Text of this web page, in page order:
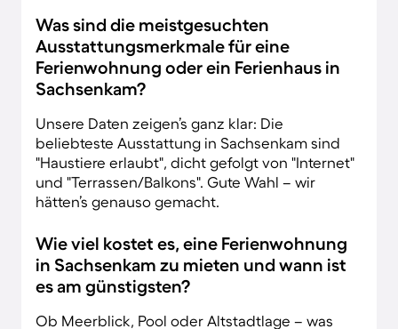
Was sind die meistgesuchten
Ausstattungsmerkmale für eine
Ferienwohnung oder ein Ferienhaus in
Sachsenkam?
Unsere Daten zeigen’s ganz klar: Die
beliebteste Ausstattung in Sachsenkam sind
"Haustiere erlaubt", dicht gefolgt von "Internet"
und "Terrassen/Balkons". Gute Wahl – wir
hätten’s genauso gemacht.
Wie viel kostet es, eine Ferienwohnung
in Sachsenkam zu mieten und wann ist
es am günstigsten?
Ob Meerblick, Pool oder Altstadtlage – was